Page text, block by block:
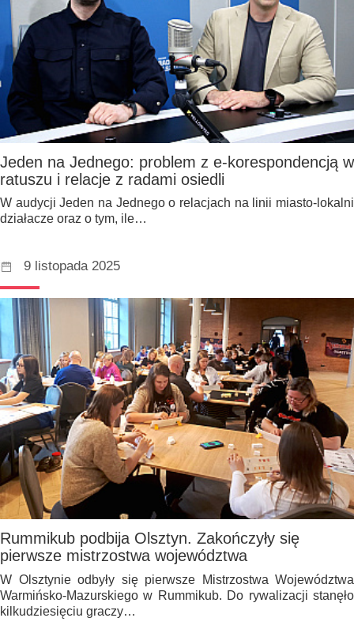
Jeden na Jednego: problem z e-korespondencją w
ratuszu i relacje z radami osiedli
W audycji Jeden na Jednego o relacjach na linii miasto-lokalni
działacze oraz o tym, ile…
9 listopada 2025
Rummikub podbija Olsztyn. Zakończyły się
pierwsze mistrzostwa województwa
W Olsztynie odbyły się pierwsze Mistrzostwa Województwa
Warmińsko-Mazurskiego w Rummikub. Do rywalizacji stanęło
kilkudziesięciu graczy…